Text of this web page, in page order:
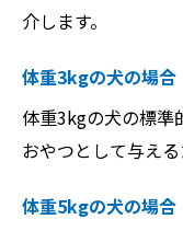
介します。
体重3kgの犬の場合
体重3kgの犬の標準
おやつとして与え
体重5kgの犬の場合